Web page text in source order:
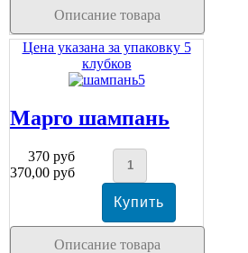
Описание товара
Цена указана за упаковку 5
клубков
Марго шампань
370 руб
370,00 руб
Описание товара